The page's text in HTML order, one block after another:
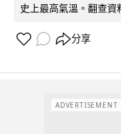
史上最高氣溫。翻查資
分享
ADVERTISEMENT